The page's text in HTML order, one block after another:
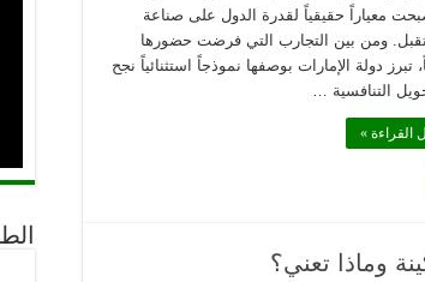
معياراً حقيقياً لقدرة الدول على صناعة
ومن بين التجارب التي فرضت حضورها
تبرز دولة الإمارات بوصفها نموذجاً استثنائياً نجح
التنافسية …
القراءة »
وماذا تعني؟